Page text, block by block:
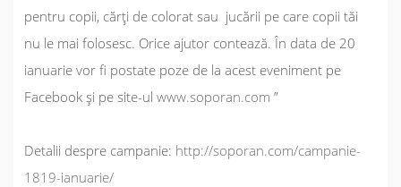
pentru copii, cărți de colorat sau jucării pe care copii tăi
nu le mai folosesc. Orice ajutor contează. În data de 20
ianuarie vor fi postate poze de la acest eveniment pe
Facebook și pe site-ul www.soporan.com ”
Detalii despre campanie: http://soporan.com/campanie-
1819-ianuarie/